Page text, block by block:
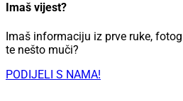
Imaš vijest?
Imaš informaciju iz prve ruke,
te nešto muči?
PODIJELI S NAMA!